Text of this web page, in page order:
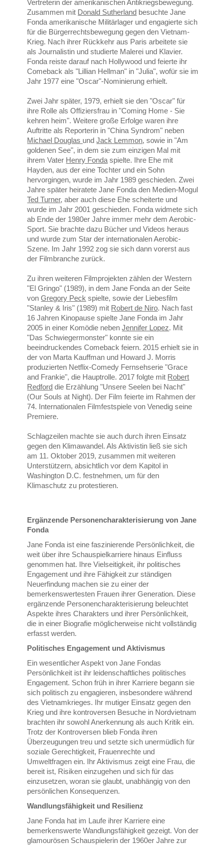
Vertreterin der amerikanischen Antikriegsbewegung.
Zusammen mit Donald Sutherland besuchte Jane
Fonda amerikanische Militärlager und engagierte sich
für die Bürgerrechtsbewegung gegen den Vietnam-
Krieg. Nach ihrer Rückkehr aus Paris arbeitete sie
als Journalistin und studierte Malerei und Klavier.
Fonda reiste darauf nach Hollywood und feierte ihr
Comeback als "Lillian Hellman" in "Julia", wofür sie im
Jahr 1977 eine "Oscar"-Nominierung erhielt.
Zwei Jahr später, 1979, erhielt sie den "Oscar" für
ihre Rolle als Offiziersfrau in "Coming Home - Sie
kehren heim". Weitere große Erfolge waren ihre
Auftritte als Reporterin in "China Syndrom" neben
Michael Douglas undJack Lemmon, sowie in "Am
goldenen See", in dem sie zum einzigen Mal mit
ihrem Vater Henry Fonda spielte. Ihre Ehe mit
Hayden, aus der eine Tochter und ein Sohn
hervorgingen, wurde im Jahr 1989 geschieden. Zwei
Jahre später heiratete Jane Fonda den Medien-Mogul
Ted Turner, aber auch diese Ehe scheiterte und
wurde im Jahr 2001 geschieden. Fonda widmete sich
ab Ende der 1980er Jahre immer mehr dem Aerobic-
Sport. Sie brachte dazu Bücher und Videos heraus
und wurde zum Star der internationalen Aerobic-
Szene. Im Jahr 1992 zog sie sich dann vorerst aus
der Filmbranche zurück.
Zu ihren weiteren Filmprojekten zählen der Western
"El Gringo" (1989), in dem Jane Fonda an der Seite
vonGregory Peck spielte, sowie der Liebesfilm
"Stanley & Iris" (1989) mit Robert de Niro. Nach fast
16 Jahren Kinopause spielte Jane Fonda im Jahr
2005 in einer Komödie nebenJennifer Lopez. Mit
"Das Schwiegermonster" konnte sie ein
beeindruckendes Comeback feiern. 2015 erhielt sie in
der von Marta Kauffman und Howard J. Morris
produzierten Netflix-Comedy Fernsehserie "Grace
and Frankie", die Hauptrolle. 2017 folgte mit Robert
Redford die Erzählung "Unsere Seelen bei Nacht"
(Our Souls at Night). Der Film feierte im Rahmen der
74. Internationalen Filmfestspiele von Venedig seine
Premiere.
Schlagzeilen machte sie auch durch ihren Einsatz
gegen den Klimawandel. Als Aktivistin ließ sie sich
am 11. Oktober 2019, zusammen mit weiteren
Unterstützern, absichtlich vor dem Kapitol in
Washington D.C. festnehmen, um für den
Klimaschutz zu protestieren.
Ergänzende Personencharakterisierung von Jane
Fonda
Jane Fonda ist eine faszinierende Persönlichkeit, die
weit über ihre Schauspielkarriere hinaus Einfluss
genommen hat. Ihre Vielseitigkeit, ihr politisches
Engagement und ihre Fähigkeit zur ständigen
Neuerfindung machen sie zu einer der
bemerkenswertesten Frauen ihrer Generation. Diese
ergänzende Personencharakterisierung beleuchtet
Aspekte ihres Charakters und ihrer Persönlichkeit,
die in einer Biografie möglicherweise nicht vollständig
erfasst werden.
Politisches Engagement und Aktivismus
Ein wesentlicher Aspekt von Jane Fondas
Persönlichkeit ist ihr leidenschaftliches politisches
Engagement. Schon früh in ihrer Karriere begann sie
sich politisch zu engagieren, insbesondere während
des Vietnamkrieges. Ihr mutiger Einsatz gegen den
Krieg und ihre kontroversen Besuche in Nordvietnam
brachten ihr sowohl Anerkennung als auch Kritik ein.
Trotz der Kontroversen blieb Fonda ihren
Überzeugungen treu und setzte sich unermüdlich für
soziale Gerechtigkeit, Frauenrechte und
Umweltfragen ein. Ihr Aktivismus zeigt eine Frau, die
bereit ist, Risiken einzugehen und sich für das
einzusetzen, woran sie glaubt, unabhängig von den
persönlichen Konsequenzen.
Wandlungsfähigkeit und Resilienz
Jane Fonda hat im Laufe ihrer Karriere eine
bemerkenswerte Wandlungsfähigkeit gezeigt. Von der
glamourösen Schauspielerin der 1960er Jahre zur